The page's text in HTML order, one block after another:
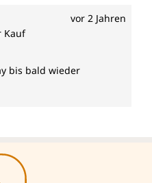
vor 2 Jahren
Kauf
bis bald wieder